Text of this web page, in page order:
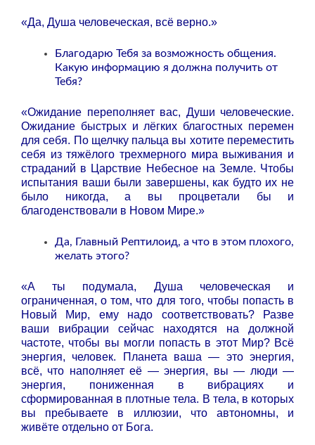
«Да, Душа человеческая, всё верно.»
Благодарю Тебя за возможность общения.
Какую информацию я должна получить от
Тебя?
«Ожидание переполняет вас, Души человеческие.
Ожидание быстрых и лёгких благостных перемен
для себя. По щелчку пальца вы хотите переместить
себя из тяжёлого трехмерного мира выживания и
страданий в Царствие Небесное на Земле. Чтобы
испытания ваши были завершены, как будто их не
было никогда, а вы процветали бы и
благоденствовали в Новом Мире.»
Да, Главный Рептилоид, а что в этом плохого,
желать этого?
«А ты подумала, Душа человеческая и
ограниченная, о том, что для того, чтобы попасть в
Новый Мир, ему надо соответствовать? Разве
ваши вибрации сейчас находятся на должной
частоте, чтобы вы могли попасть в этот Мир? Всё
энергия, человек. Планета ваша — это энергия,
всё, что наполняет её — энергия, вы — люди —
энергия, пониженная в вибрациях и
сформированная в плотные тела. В тела, в которых
вы пребываете в иллюзии, что автономны, и
живёте отдельно от Бога.